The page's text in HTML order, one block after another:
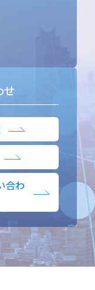
せ
合わ